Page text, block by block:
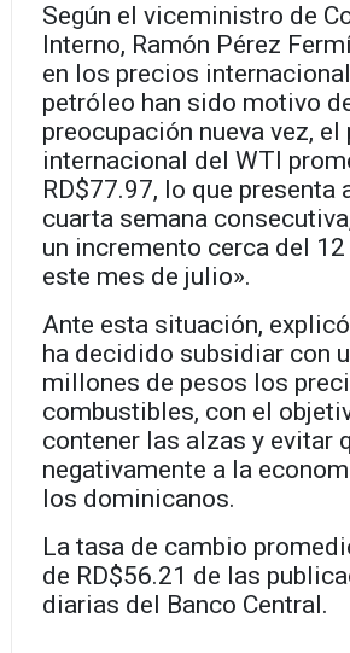
Según el viceministro de
Interno, Ramón Pérez
en los precios
petróleo han sido motivo
preocupación nueva vez, el
internacional del WTI
RD$77.97, lo que presenta
cuarta semana
un incremento cerca del 12
este mes de julio».
Ante esta situación,
ha decidido subsidiar con
millones de pesos los
combustibles, con el
contener las alzas y evitar
negativamente a la
los dominicanos.
La tasa de cambio
de RD$56.21 de las
diarias del Banco Central.